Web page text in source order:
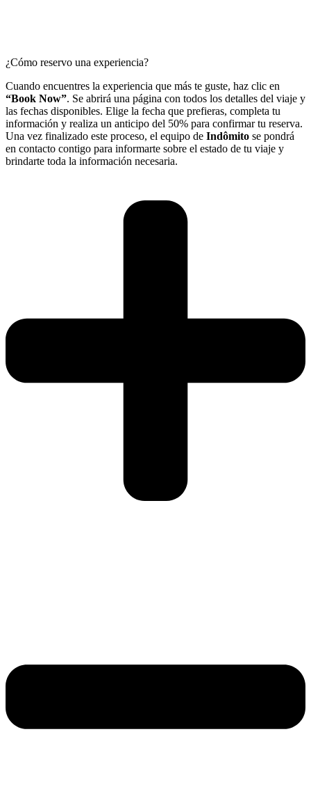
¿Cómo reservo una experiencia?
Cuando encuentres la experiencia que más te guste, haz clic en
“Book Now”. Se abrirá una página con todos los detalles del viaje y
las fechas disponibles. Elige la fecha que prefieras, completa tu
información y realiza un anticipo del 50% para confirmar tu reserva.
Una vez finalizado este proceso, el equipo de Indômito se pondrá
en contacto contigo para informarte sobre el estado de tu viaje y
brindarte toda la información necesaria.